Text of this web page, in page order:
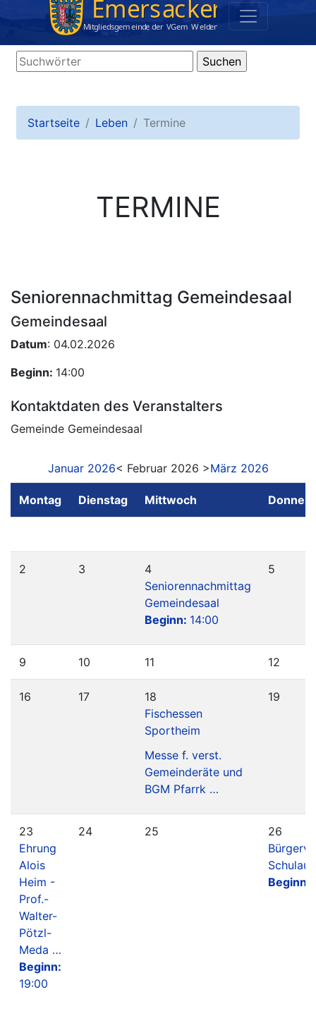
Startseite Leben Termine
TERMINE
Seniorennachmittag Gemeindesaal
Gemeindesaal
Datum: 04.02.2026
Beginn: 14:00
Kontaktdaten des Veranstalters
Gemeinde Gemeindesaal
Januar 2026< Februar 2026 >März 2026
Montag Dienstag Mittwoch
2 3
4
Seniorennachmittag
Gemeindesaal
Beginn: 14:00
5
9 10 11 12
16 17
18
Fischessen
Sportheim
Messe f. verst.
Gemeinderäte und
BGM Pfarrk …
19
23
Ehrung
Alois
Heim -
Prof.-
Walter-
Pötzl-
Meda …
Beginn:
19:00
24 25
26
Beginn: